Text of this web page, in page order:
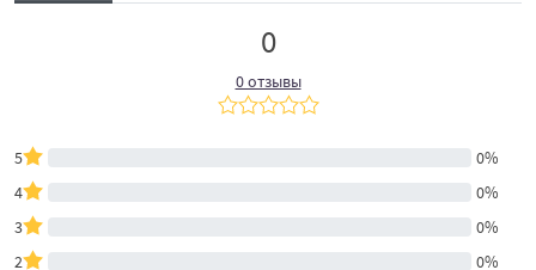
0
0 отзывы
5
0%
4
0%
3
0%
2
0%